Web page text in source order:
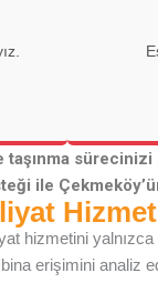
ile
Hizmet
hizmetini yalnızca
erişimini analiz